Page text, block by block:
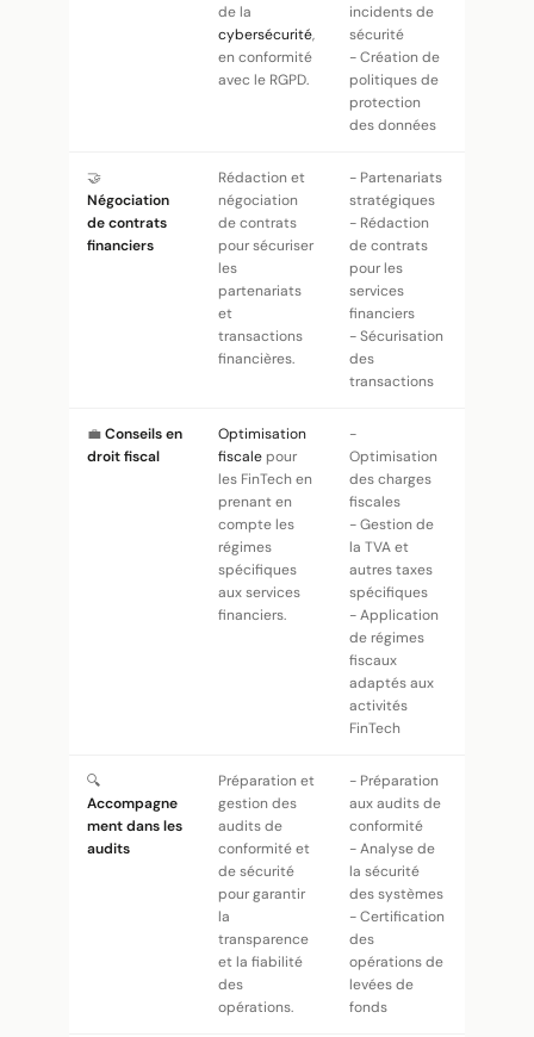
de la
cybersécurité,
en conformité
avec le RGPD.
incidents de
sécurité
- Création de
politiques de
protection
des données
🤝
Négociation
de contrats
financiers
Rédaction et
négociation
de contrats
pour sécuriser
les
partenariats
et
transactions
financières.
- Partenariats
stratégiques
- Rédaction
de contrats
pour les
services
financiers
- Sécurisation
des
transactions
💼Conseils en
droit fiscal
Optimisation
fiscalepour
les FinTech en
prenant en
compte les
régimes
spécifiques
aux services
financiers.
-
Optimisation
des charges
fiscales
- Gestion de
la TVA et
autres taxes
spécifiques
- Application
de régimes
fiscaux
adaptés aux
activités
FinTech
🔍
Accompagne
ment dans les
audits
Préparation et
gestion des
audits de
conformité et
de sécurité
pour garantir
la
transparence
et la fiabilité
des
opérations.
- Préparation
aux audits de
conformité
- Analyse de
la sécurité
des systèmes
- Certification
des
opérations de
levées de
fonds